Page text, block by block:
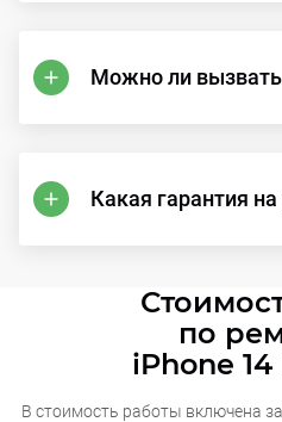
Можно ли вызвать
Какая гарантия на
по
iPhone
В стоимость работы включена